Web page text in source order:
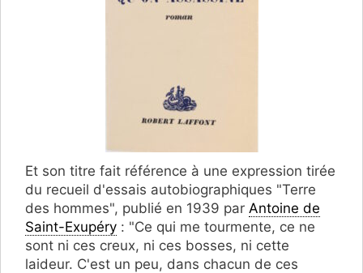
Et son titre fait référence à une expression tirée
du recueil d'essais autobiographiques "Terre
des hommes", publié en 1939 par Antoine de
Saint-Exupéry : "Ce qui me tourmente, ce ne
sont ni ces creux, ni ces bosses, ni cette
laideur. C'est un peu, dans chacun de ces